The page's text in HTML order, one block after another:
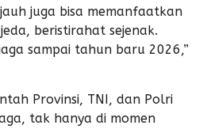
juga bisa memanfaatkan
beristirahat sejenak.
sampai tahun baru 2026,”
Provinsi, TNI, dan Polri
tak hanya di momen